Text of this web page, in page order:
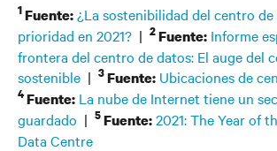
1Fuente:¿La sostenibilidad del centro
prioridad en 2021? | 2Fuente: Informe
frontera del centro de datos: El auge del
sostenible | 3Fuente: Ubicaciones de
4Fuente: La nube de Internet tiene un
guardado | 5Fuente:2021: The Year of
Data Centre